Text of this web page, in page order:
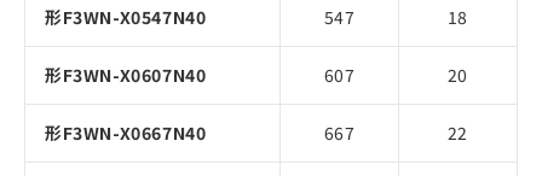
形F3WN-X0547N40 547 18
形F3WN-X0607N40 607 20
形F3WN-X0667N40 667 22